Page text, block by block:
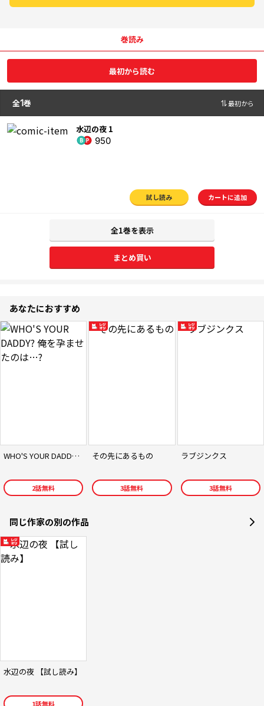
巻読み
最初から読む
全1巻 最初から
水辺の夜 1
950
試し読み カートに追加
全1巻を表示
まとめ買い
あなたにおすすめ
WHO'S YOUR DADDY? 俺を孕ませたのは…?
2話無料
その先にあるもの
3話無料
ラブジンクス
3話無料
同じ作家の別の作品
水辺の夜 【試し読み】
1話無料